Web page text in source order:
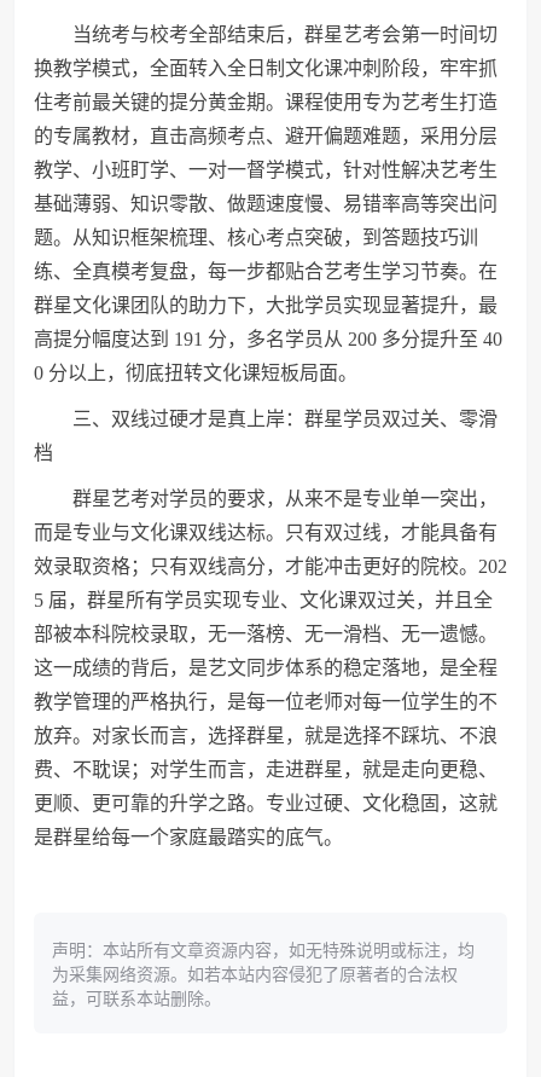
当统考与校考全部结束后，群星艺考会第一时间切
换教学模式，全面转入全日制文化课冲刺阶段，牢牢抓
住考前最关键的提分黄金期。课程使用专为艺考生打造
的专属教材，直击高频考点、避开偏题难题，采用分层
教学、小班盯学、一对一督学模式，针对性解决艺考生
基础薄弱、知识零散、做题速度慢、易错率高等突出问
题。从知识框架梳理、核心考点突破，到答题技巧训
练、全真模考复盘，每一步都贴合艺考生学习节奏。在
群星文化课团队的助力下，大批学员实现显著提升，最
高提分幅度达到 191 分，多名学员从 200 多分提升至 40
0 分以上，彻底扭转文化课短板局面。
三、双线过硬才是真上岸：群星学员双过关、零滑
档
群星艺考对学员的要求，从来不是专业单一突出，
而是专业与文化课双线达标。只有双过线，才能具备有
效录取资格；只有双线高分，才能冲击更好的院校。202
5 届，群星所有学员实现专业、文化课双过关，并且全
部被本科院校录取，无一落榜、无一滑档、无一遗憾。
这一成绩的背后，是艺文同步体系的稳定落地，是全程
教学管理的严格执行，是每一位老师对每一位学生的不
放弃。对家长而言，选择群星，就是选择不踩坑、不浪
费、不耽误；对学生而言，走进群星，就是走向更稳、
更顺、更可靠的升学之路。专业过硬、文化稳固，这就
是群星给每一个家庭最踏实的底气。
声明：本站所有文章资源内容，如无特殊说明或标注，均
为采集网络资源。如若本站内容侵犯了原著者的合法权
益，可联系本站删除。